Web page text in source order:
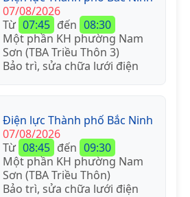
07/08/2026
Từ 07:45 đến 08:30
Một phần KH phường Nam
Sơn (TBA Triều Thôn 3)
Bảo trì, sửa chữa lưới điện
Điện lực Thành phố Bắc Ninh
07/08/2026
Từ 08:45 đến 09:30
Một phần KH phường Nam
Sơn (TBA Triều Thôn)
Bảo trì, sửa chữa lưới điện